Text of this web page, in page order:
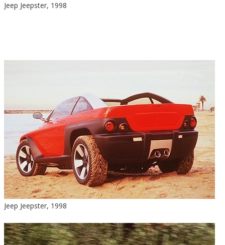
Jeep Jeepster, 1998
Jeep Jeepster, 1998